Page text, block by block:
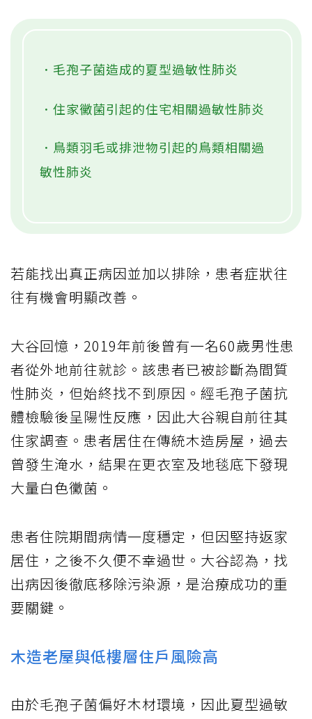
．毛孢子菌造成的夏型過敏性肺炎
．住家黴菌引起的住宅相關過敏性肺炎
．鳥類羽毛或排泄物引起的鳥類相關過
敏性肺炎
若能找出真正病因並加以排除，患者症狀往
往有機會明顯改善。
大谷回憶，2019年前後曾有一名60歲男性患
者從外地前往就診。該患者已被診斷為間質
性肺炎，但始終找不到原因。經毛孢子菌抗
體檢驗後呈陽性反應，因此大谷親自前往其
住家調查。患者居住在傳統木造房屋，過去
曾發生淹水，結果在更衣室及地毯底下發現
大量白色黴菌。
患者住院期間病情一度穩定，但因堅持返家
居住，之後不久便不幸過世。大谷認為，找
出病因後徹底移除污染源，是治療成功的重
要關鍵。
木造老屋與低樓層住戶風險高
由於毛孢子菌偏好木材環境，因此夏型過敏